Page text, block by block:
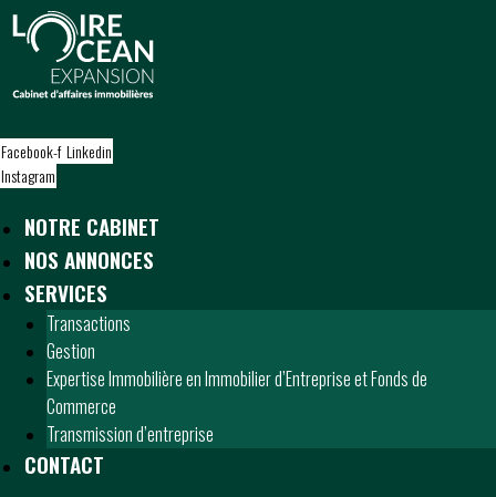
o
c
o
t
e
t
Facebook-f Linkedin
Instagram
NOTRE CABINET
NOS ANNONCES
SERVICES
Transactions
Gestion
Expertise Immobilière en Immobilier d’Entreprise et Fonds de
Commerce
Transmission d’entreprise
CONTACT